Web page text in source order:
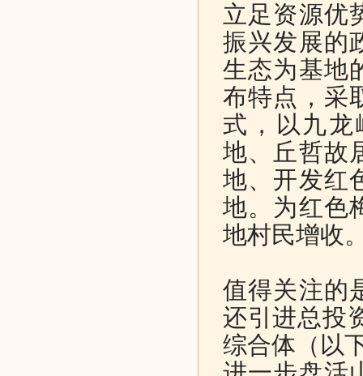
立足资源优
振兴发展的
生态为基地
布特点，采
式，以九
地、丘哲故
地、开发红
地。为红色
地村民增收
值得关注的
还引进总投
综合体（以